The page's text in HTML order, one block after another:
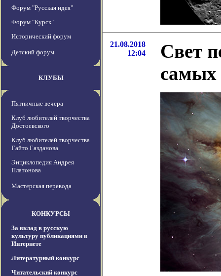
Форум "Русская идея"
Форум "Курск"
Исторический форум
Детский форум
КЛУБЫ
Пятничные вечера
Клуб любителей творчества
Достоевского
Клуб любителей творчества
Гайто Газданова
Энциклопедия Андрея
Платонова
Мастерская перевода
КОНКУРСЫ
За вклад в русскую
культуру публикациями в
Интернете
Литературный конкурс
Читательский конкурс
21.08.2018
12:04
Свет
самых